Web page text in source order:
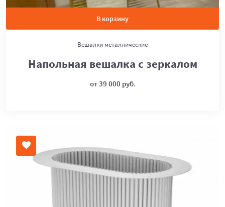
В корзину
Вешалки металлические
Напольная вешалка с зеркалом
от 39 000 руб.